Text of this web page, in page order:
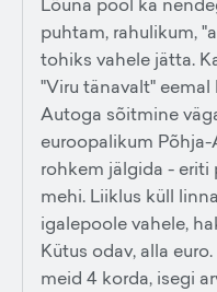
puhtam, rahulikum,
tohiks vahele jätta.
"Viru tänavalt"
Autoga sõitmine
euroopalikum
rohkem jälgida - eriti
mehi. Liiklus küll
igalepoole vahele,
Kütus odav, alla
meid 4 korda, isegi